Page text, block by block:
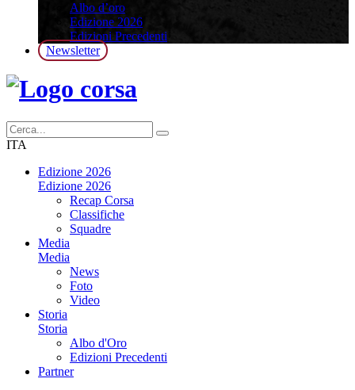
Albo d’oro
Edizione 2026
Edizioni Precedenti
Newsletter
ITA
Edizione 2026
Edizione 2026
Recap Corsa
Classifiche
Squadre
Media
Media
News
Foto
Video
Storia
Storia
Albo d'Oro
Edizioni Precedenti
Partner